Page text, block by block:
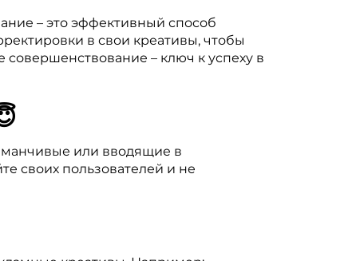
– это эффективный способ
в свои креативы, чтобы
совершенствование – ключ к успеху в
или вводящие в
своих пользователей и не